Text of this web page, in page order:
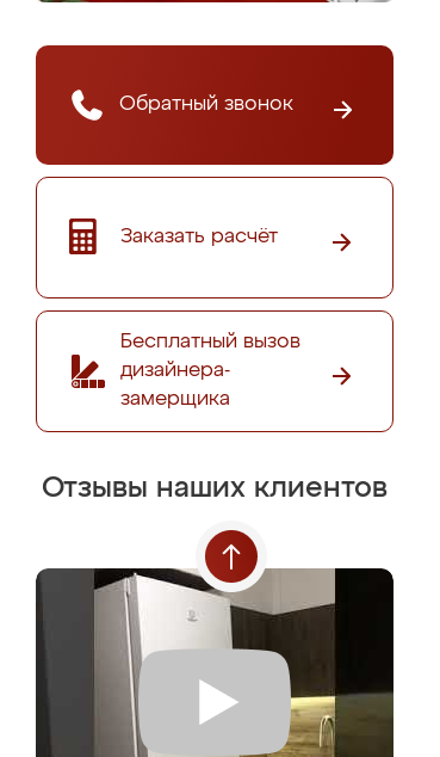
Обратный звонок
Заказать расчёт
Бесплатный вызов
дизайнера-
замерщика
Отзывы наших клиентов